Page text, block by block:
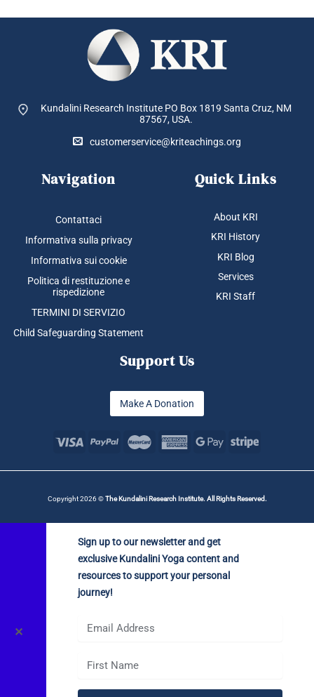
Kundalini Research Institute PO Box 1819 Santa Cruz, NM
87567, USA.
customerservice@kriteachings.org
Navigation
Contattaci
Informativa sulla privacy
Informativa sui cookie
Politica di restituzione e
rispedizione
TERMINI DI SERVIZIO
Child Safeguarding Statement
Quick Links
About KRI
KRI History
KRI Blog
Services
KRI Staff
Support Us
Make A Donation
Copyright 2026 ©The Kundalini Research Institute. All Rights Reserved.
✕
Sign up to our newsletter and get
exclusive Kundalini Yoga content and
resources to support your personal
journey!